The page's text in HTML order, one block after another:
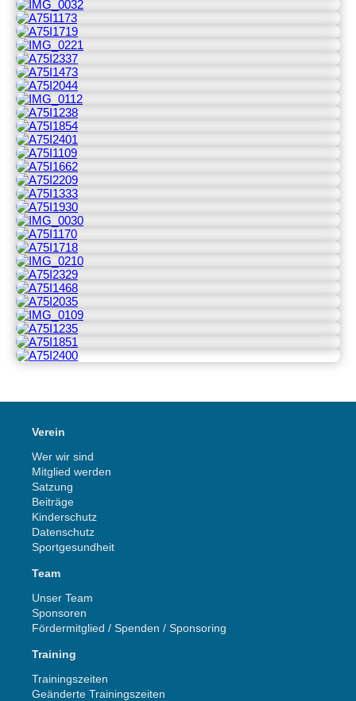
Verein
Wer wir sind
Mitglied werden
Satzung
Beiträge
Kinderschutz
Datenschutz
Sportgesundheit
Team
Unser Team
Sponsoren
Fördermitglied / Spenden / Sponsoring
Training
Trainingszeiten
Geänderte Trainingszeiten